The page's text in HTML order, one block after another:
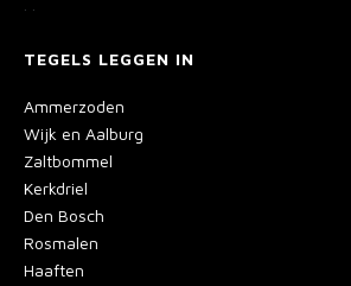
TEGELS LEGGEN IN
Ammerzoden
Wijk en Aalburg
Zaltbommel
Kerkdriel
Den Bosch
Rosmalen
Haaften